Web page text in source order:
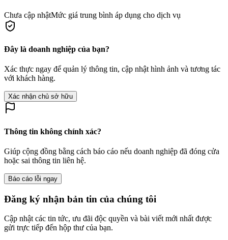
Chưa cập nhậtMức giá trung bình áp dụng cho dịch vụ
Đây là doanh nghiệp của bạn?
Xác thực ngay để quản lý thông tin, cập nhật hình ảnh và tương tác
với khách hàng.
Xác nhận chủ sở hữu
Thông tin không chính xác?
Giúp cộng đồng bằng cách báo cáo nếu doanh nghiệp đã đóng cửa
hoặc sai thông tin liên hệ.
Báo cáo lỗi ngay
Đăng ký nhận bản tin của chúng tôi
Cập nhật các tin tức, ưu đãi độc quyền và bài viết mới nhất được
gửi trực tiếp đến hộp thư của bạn.